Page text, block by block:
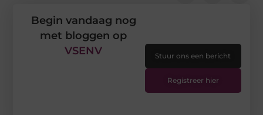
Begin vandaag nog
met bloggen op
VSENV
Stuur ons een bericht
Registreer hier